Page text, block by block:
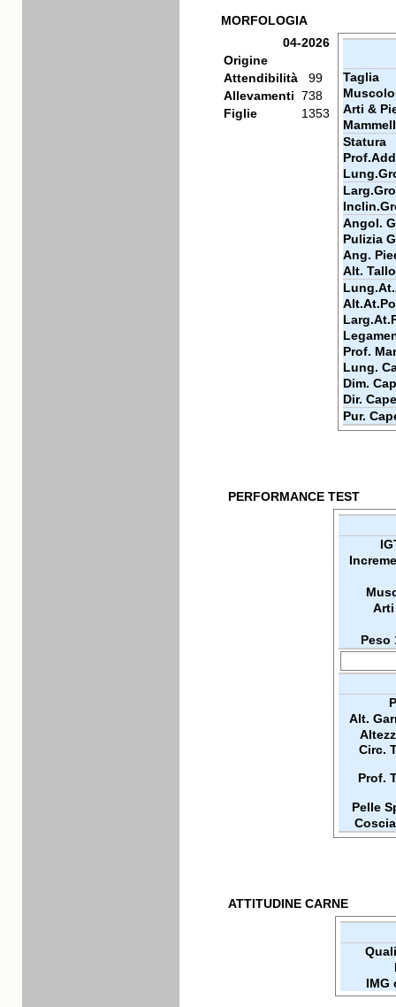
MORFOLOGIA
04-2026
Origine
Attendibilità
99
Allevamenti 738
Figlie
1353
Taglia
Arti &
Statura
Angol.
Pulizia
Ang.
Alt.
Prof.
Lung.
Dim.
Dir.
Pur.
PERFORMANCE TEST
Arti
Peso
Alt.
Circ.
Prof.
Pelle
ATTITUDINE CARNE
IMG